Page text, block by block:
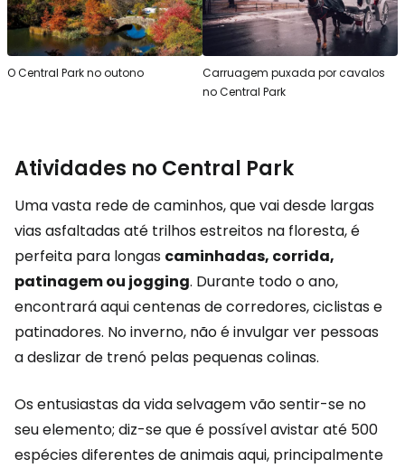
O Central Park no outono
Carruagem puxada por cavalos
no Central Park
Atividades no Central Park
Uma vasta rede de caminhos, que vai desde largas
vias asfaltadas até trilhos estreitos na floresta, é
perfeita para longas caminhadas, corrida,
patinagem ou jogging. Durante todo o ano,
encontrará aqui centenas de corredores, ciclistas e
patinadores. No inverno, não é invulgar ver pessoas
a deslizar de trenó pelas pequenas colinas.
Os entusiastas da vida selvagem vão sentir-se no
seu elemento; diz-se que é possível avistar até 500
espécies diferentes de animais aqui, principalmente